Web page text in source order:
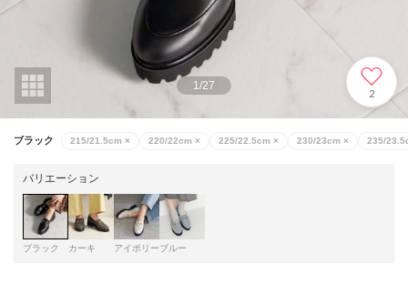
1 /27
2
ブラック 215/21.5cm × 220/22cm × 225/22.5cm × 230/23cm × 235/
バリエーション
ブラック カーキ アイボリーブルー